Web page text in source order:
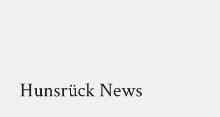
Hunsrück News